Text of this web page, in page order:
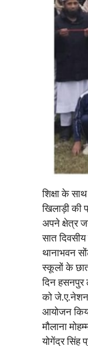
शिक्षा के
खिलाड़ी की
अपने क्षेत्र
सात
थानाभवन
स्कूलों के
दिन हसनपुर
को
आयोजन
मौलाना
योगेंद्र सिंह